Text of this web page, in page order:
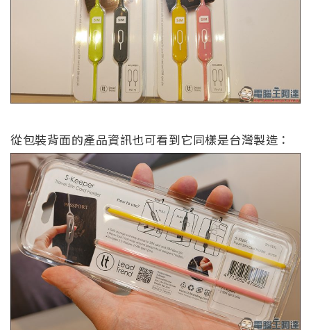
從包裝背面的產品資訊也可看到它同樣是台灣製造：